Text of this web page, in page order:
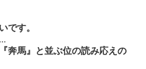
です。
奔馬』と並ぶ位の読み応えの